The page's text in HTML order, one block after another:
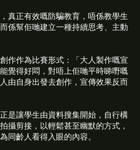
真正有效嘅防騙教育，唔係教學生
係幫佢哋建立一種持續思考、主動
作作為比賽形式：「大人製作嘅宣
覺得好悶，對唔上佢哋平時睇嘢嘅
由自身出發去創作，宣傳效果反而
是讓學生由資料搜集開始，自行構
攝剪接，以輕鬆甚至幽默的方式，
同齡人看得入眼的內容。